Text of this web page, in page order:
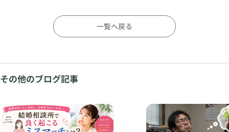
一覧へ戻る
その他のブログ記事